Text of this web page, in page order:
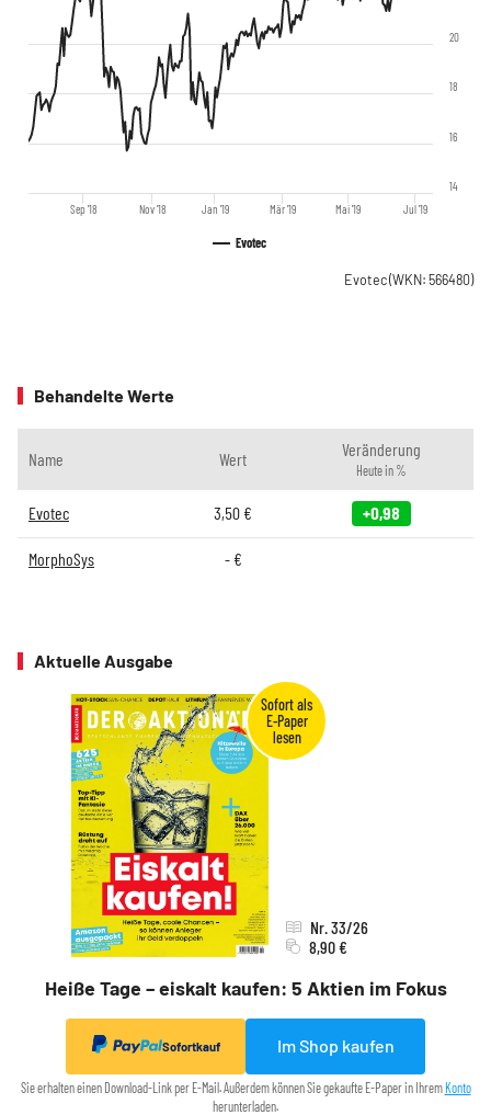
Evotec
Sep '18 Nov '18 Jan '19 Mär '19 Mai '19 Jul '19
14
16
18
20
Evotec(WKN: 566480)
Behandelte Werte
Name Wert Veränderung
Heute in %
Evotec 3,50 € +0,98
MorphoSys -€
Aktuelle Ausgabe
Heiße Tage – eiskalt kaufen: 5 Aktien im Fokus
Nr. 33/26
8,90 €
Sofortkauf Im Shop kaufen
Sie erhalten einen Download-Link per E-Mail. Außerdem können Sie gekaufte E-Paper in IhremKonto
herunterladen.